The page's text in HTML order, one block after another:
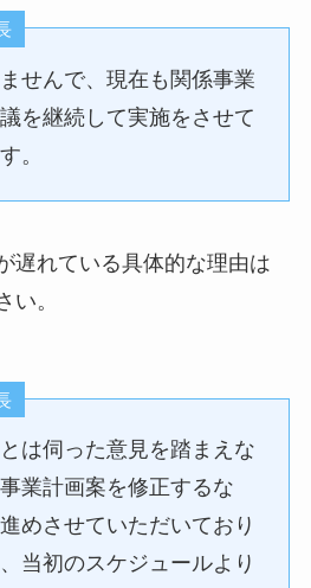
せんで、現在も関係事業
を継続して実施をさせて
。
遅れている具体的な理由は
い。
は伺った意見を踏まえな
業計画案を修正するな
めさせていただいており
当初のスケジュールより